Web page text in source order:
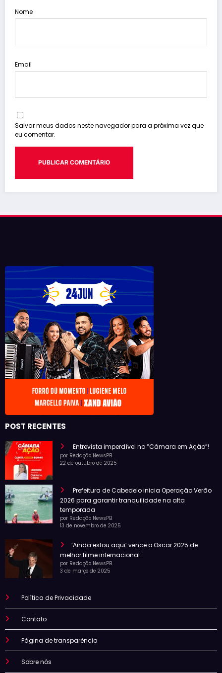
Nome
Email
Salvar meus dados neste navegador para a próxima vez que
eu comentar.
POST RECENTES
Entrevista imperdível no “Câmara em Ação”!
por Redação NewsPB
22 de outubro de 2025
Prefeitura de Cabedelo inicia Operação Verão
2026 para garantir tranquilidade na alta
temporada
por Redação NewsPB
13 de novembro de 2025
‘Ainda estou aqui’ vence o Oscar 2025 de
melhor filme internacional
por Redação NewsPB
3 de março de 2025
Política de Privacidade
Contato
Página de transparência
Sobre nós